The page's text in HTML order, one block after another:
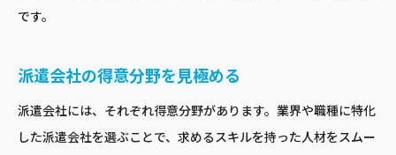
です。
派遣会社の得意分野を見極める
派遣会社には、それぞれ得意分野があります。業界や職種に特化
した派遣会社を選ぶことで、求めるスキルを持った人材をスムー